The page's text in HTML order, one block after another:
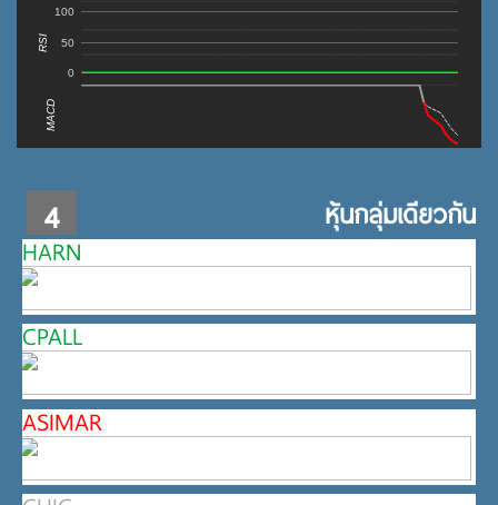
0
50
100
RSI
MACD
4 หุ้นกลุ่มเดียวกัน
HARN
CPALL
ASIMAR